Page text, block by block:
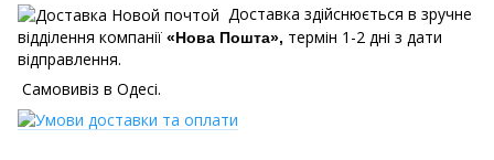
Доставка здійснюється в зручне
відділення компанії «Нова Пошта», термін 1-2 дні з дати
відправлення.
Самовивіз в Одесі.